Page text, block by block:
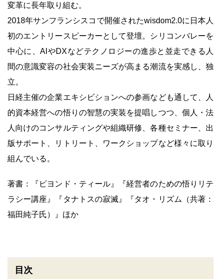
変革に長年取り組む。
2018年サンフランシスコで開催されたwisdom2.0に日本人
初のエントリースピーカーとして登壇。シリコンバレーを
中心に、AIやDXなどテクノロジーの進歩と並走できる人
間の意識変容の社会実装ニーズが高まる潮流を実感し、独
立。
日経主催の企業エキシビションへの参画なども通して、人
的資本経営への悟りの智慧の実装を提唱しつつ、個人・法
人向けのコンサルティングや組織研修、各種セミナー、出
版サポート、リトリート、ワークショップなど様々に取り
組んでいる。
著書：『ビヨンド・ティール』『経営者のための悟りリテ
ラシー講座』『タナトスの寂滅』『タオ・リズム（共著：
福田純子氏）』ほか
目次